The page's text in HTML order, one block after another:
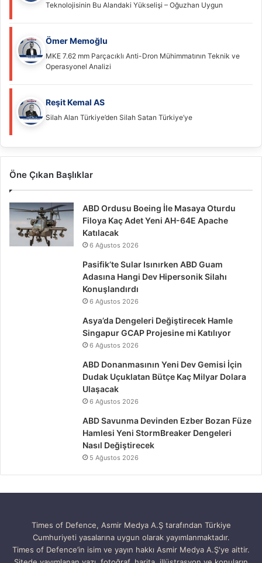
Teknolojisinin Bu Alandaki Yükselişi – Oğuzhan Uygun
Ömer Memoğlu
MKE 7.62 mm Parçacıklı Anti-Dron Mühimmatının Teknik ve
Operasyonel Analizi
Reşit Kemal AS
Silah Alan Türkiye’den Silah Satan Türkiye’ye
Öne Çıkan Başlıklar
ABD Ordusu Boeing İle Masaya Oturdu
Filoya Kaç Adet Yeni AH-64E Apache
Katılacak
6 Ağustos 2026
Pasifik’te Sular Isınırken ABD Guam
Adasına Hangi Dev Hipersonik Silahı
Konuşlandırdı
6 Ağustos 2026
Asya’da Dengeleri Değiştirecek Hamle
Singapur GCAP Projesine mi Katılıyor
6 Ağustos 2026
ABD Donanmasının Yeni Dev Gemisi İçin
Dudak Uçuklatan Bütçe Kaç Milyar Dolara
Ulaşacak
6 Ağustos 2026
ABD Savunma Devinden Ezber Bozan Füze
Hamlesi Yeni StormBreaker Dengeleri
Nasıl Değiştirecek
5 Ağustos 2026
Times of Defence, Asmir Medya A.Ş tarafından Türkiye
Cumhuriyeti yasalarına uygun olarak yayımlanmaktadır.
Times of Defence’in isim ve yayın hakkı Asmir Medya A.Ş'ye aittir.